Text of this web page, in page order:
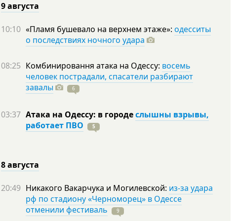
9 августа
10:10 «Пламя бушевало на верхнем этаже»: одесситы
о последствиях ночного удара
08:25 Комбинировання атака на Одессу: восемь
человек пострадали, спасатели разбирают
завалы
6
03:37 Атака на Одессу: в городеслышны взрывы,
работает ПВО
5
8 августа
20:49 Никакого Вакарчука и Могилевской: из-за удара
рф по стадиону «Черноморец» в Одессе
отменили фестиваль
9